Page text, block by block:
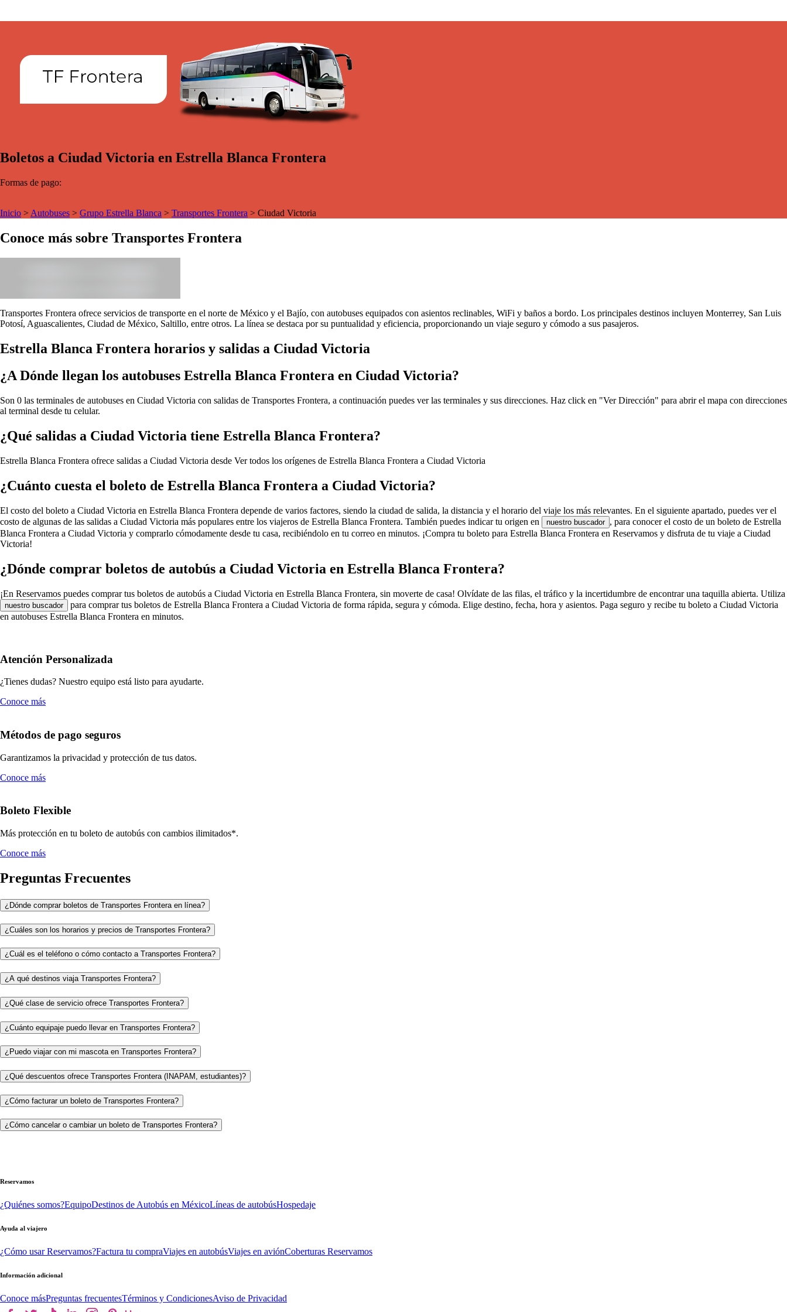
Boletos a Ciudad Victoria en Estrella Blanca Frontera
Formas de pago:
Inicio > Autobuses > Grupo Estrella Blanca > Transportes Frontera > Ciudad Victoria
Conoce más sobre Transportes Frontera
Transportes Frontera ofrece servicios de transporte en el norte de México y el Bajío, con autobuses equipados con asientos reclinables, WiFi y baños a bordo. Los principales destinos incluyen Monterrey, San Luis
Potosí, Aguascalientes, Ciudad de México, Saltillo, entre otros. La línea se destaca por su puntualidad y eficiencia, proporcionando un viaje seguro y cómodo a sus pasajeros.
Estrella Blanca Frontera horarios y salidas a Ciudad Victoria
¿A Dónde llegan los autobuses Estrella Blanca Frontera en Ciudad Victoria?
Son 0 las terminales de autobuses en Ciudad Victoria con salidas de Transportes Frontera, a continuación puedes ver las terminales y sus direcciones. Haz click en "Ver Dirección" para abrir el mapa con direcciones
al terminal desde tu celular.
¿Qué salidas a Ciudad Victoria tiene Estrella Blanca Frontera?
Estrella Blanca Frontera ofrece salidas a Ciudad Victoria desde Ver todos los orígenes de Estrella Blanca Frontera a Ciudad Victoria
¿Cuánto cuesta el boleto de Estrella Blanca Frontera a Ciudad Victoria?
El costo del boleto a Ciudad Victoria en Estrella Blanca Frontera depende de varios factores, siendo la ciudad de salida, la distancia y el horario del viaje los más relevantes. En el siguiente apartado, puedes ver el
costo de algunas de las salidas a Ciudad Victoria más populares entre los viajeros de Estrella Blanca Frontera. También puedes indicar tu origen en
nuestro buscador , para conocer el costo de un boleto de Estrella
Blanca Frontera a Ciudad Victoria y comprarlo cómodamente desde tu casa, recibiéndolo en tu correo en minutos. ¡Compra tu boleto para Estrella Blanca Frontera en Reservamos y disfruta de tu viaje a Ciudad
Victoria!
¿Dónde comprar boletos de autobús a Ciudad Victoria en Estrella Blanca Frontera?
¡En Reservamos puedes comprar tus boletos de autobús a Ciudad Victoria en Estrella Blanca Frontera, sin moverte de casa! Olvídate de las filas, el tráfico y la incertidumbre de encontrar una taquilla abierta. Utiliza
nuestro buscador
para comprar tus boletos de Estrella Blanca Frontera a Ciudad Victoria de forma rápida, segura y cómoda. Elige destino, fecha, hora y asientos. Paga seguro y recibe tu boleto a Ciudad Victoria
en autobuses Estrella Blanca Frontera en minutos.
Atención Personalizada
¿Tienes dudas? Nuestro equipo está listo para ayudarte.
Conoce más
Métodos de pago seguros
Garantizamos la privacidad y protección de tus datos.
Conoce más
Boleto Flexible
Más protección en tu boleto de autobús con cambios ilimitados*.
Conoce más
Preguntas Frecuentes
¿Dónde comprar boletos de Transportes Frontera en línea?
¿Cuáles son los horarios y precios de Transportes Frontera?
¿Cuál es el teléfono o cómo contacto a Transportes Frontera?
¿A qué destinos viaja Transportes Frontera?
¿Qué clase de servicio ofrece Transportes Frontera?
¿Cuánto equipaje puedo llevar en Transportes Frontera?
¿Puedo viajar con mi mascota en Transportes Frontera?
¿Qué descuentos ofrece Transportes Frontera (INAPAM, estudiantes)?
¿Cómo facturar un boleto de Transportes Frontera?
¿Cómo cancelar o cambiar un boleto de Transportes Frontera?
Reservamos
¿Quiénes somos?EquipoDestinos de Autobús en MéxicoLíneas de autobúsHospedaje
Ayuda al viajero
¿Cómo usar Reservamos?Factura tu compraViajes en autobúsViajes en aviónCoberturas Reservamos
Información adicional
Conoce másPreguntas frecuentesTérminos y CondicionesAviso de Privacidad